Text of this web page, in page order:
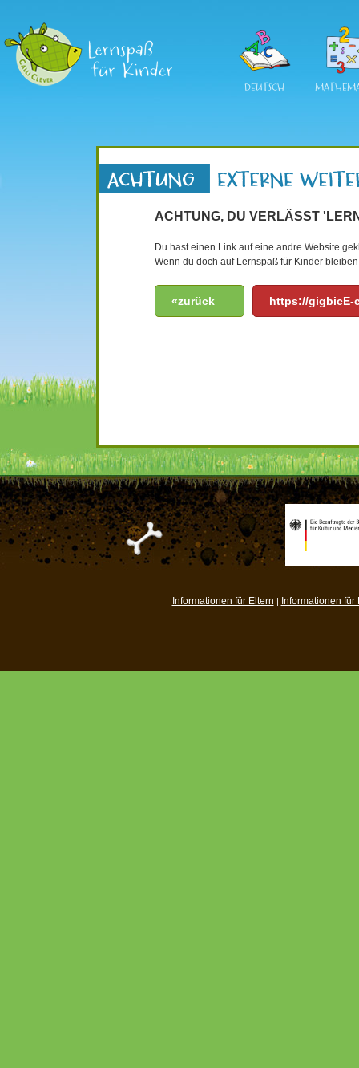
DEUTSCH
ACHTUNG, DU VERLÄSST
Du hast einen Link auf eine andre Website
Wenn du doch auf Lernspaß für Kinder
«zurück https://gigbicE-
Informationen für Eltern | Informationen für